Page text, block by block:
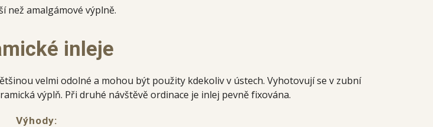
než amalgámové výplně.
inleje
velmi odolné a mohou být použity kdekoliv v ústech. Vyhotovují se v zubní
výplň. Při druhé návštěvě ordinace je inlej pevně fixována.
Výhody: